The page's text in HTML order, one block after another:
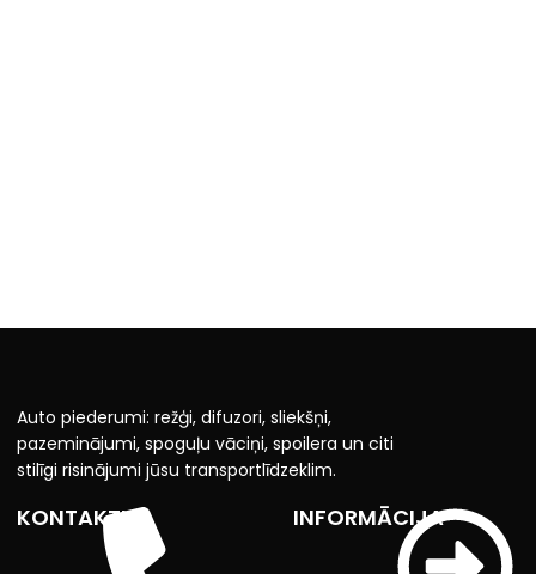
Auto piederumi: režģi, difuzori, sliekšņi,
pazeminājumi, spoguļu vāciņi, spoilera un citi
stilīgi risinājumi jūsu transportlīdzeklim.
KONTAKTI INFORMĀCIJA